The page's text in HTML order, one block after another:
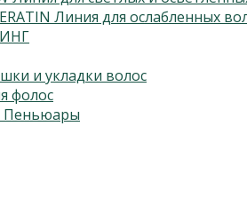
Линия для ослабленных
и укладки волос
фолос
Пеньюары